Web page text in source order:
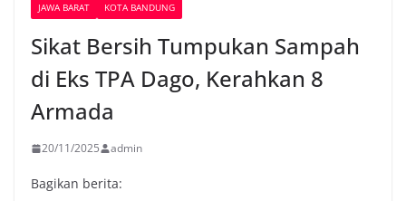
JAWA BARAT KOTA BANDUNG
Sikat Bersih Tumpukan Sampah
di Eks TPA Dago, Kerahkan 8
Armada
20/11/2025 admin
Bagikan berita: